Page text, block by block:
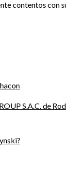
contentos con
S.A.C. de